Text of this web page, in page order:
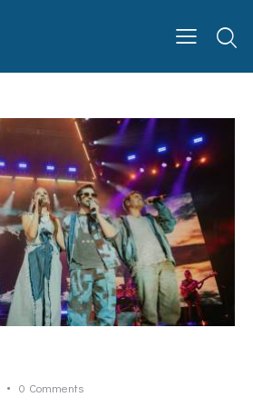
0 Comments